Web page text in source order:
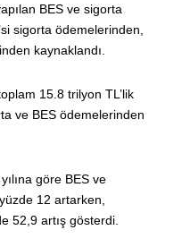
BES ve sigorta
sigorta ödemelerinden,
kaynaklandı.
15.8 trilyon TL’lik
ve BES ödemelerinden
göre BES ve
12 artarken,
52,9 artış gösterdi.